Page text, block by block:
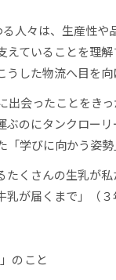
人々は、生産性
えていることを理
した物流へ目を
会ったことをき
ぶのにタンクロー
学びに向かう姿
くさんの生乳が
乳が届くまで」（
のこと